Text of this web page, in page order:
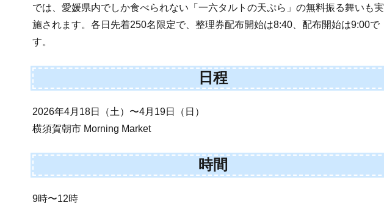
では、愛媛県内でしか食べられない「一六タルトの天ぷら」の無料振る舞いも実
施されます。各日先着250名限定で、整理券配布開始は8:40、配布開始は9:00で
す。
日程
2026年4月18日（土）〜4月19日（日）
横須賀朝市 Morning Market
時間
9時〜12時